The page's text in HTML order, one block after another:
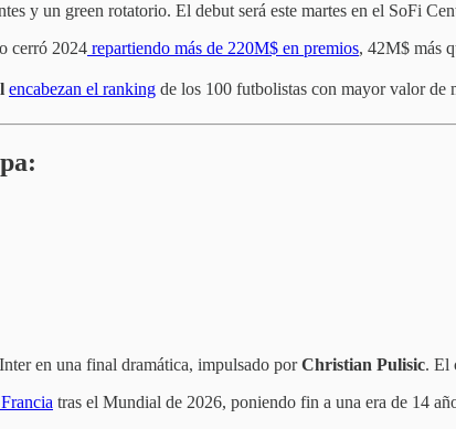
y un green rotatorio. El debut será este martes en el SoFi
cerró 2024 repartiendo más de 220M$ en premios, 42M$ más
encabezan el ranking de los 100 futbolistas con mayor valor de
en una final dramática, impulsado porChristian Pulisic. El
tras el Mundial de 2026, poniendo fin a una era de 14